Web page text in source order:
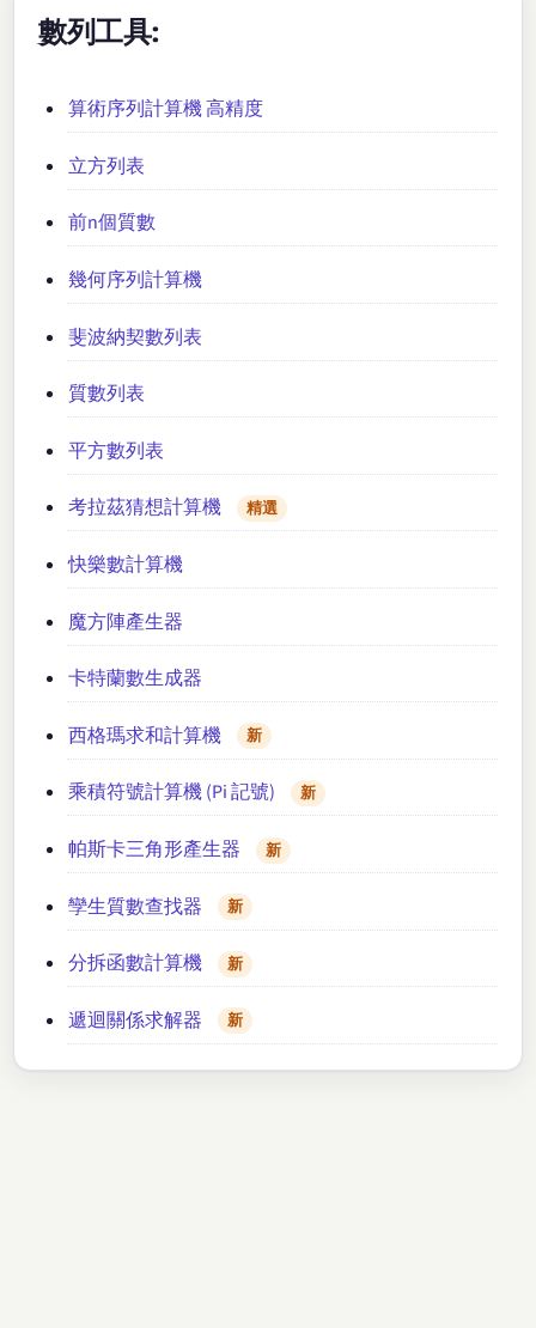
數列工具:
算術序列計算機 高精度
立方列表
前n個質數
幾何序列計算機
斐波納契數列表
質數列表
平方數列表
考拉茲猜想計算機 精選
快樂數計算機
魔方陣產生器
卡特蘭數生成器
西格瑪求和計算機 新
乘積符號計算機 (Pi 記號) 新
帕斯卡三角形產生器 新
孿生質數查找器 新
分拆函數計算機 新
遞迴關係求解器 新